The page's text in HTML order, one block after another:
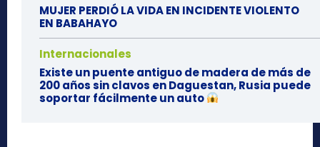
MUJER PERDIÓ LA VIDA EN INCIDENTE VIOLENTO
EN BABAHAYO
Internacionales
Existe un puente antiguo de madera de más de
200 años sin clavos en Daguestan, Rusia puede
soportar fácilmente un auto